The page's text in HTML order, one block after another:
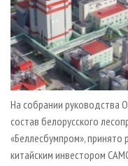
БИОЭНЕРГЕТИКА
ЦБП
ИНСТРУМЕНТ И
RUSSIAN FORESTRY
ГАЗЕТА
БИБЛИОТЕКА
На собрании руководства
состав белорусского
«Беллесбумпром», принято
китайским инвестором